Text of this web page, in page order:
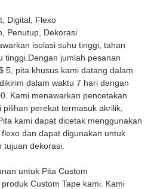
Digital, Flexo
Penutup, Dekorasi
isolasi suhu tinggi, tahan
tinggi.Dengan jumlah pesanan
5, pita khusus kami datang dalam
dalam waktu 7 hari dengan
Kami menawarkan pencetakan
perekat termasuk akrilik,
kami dapat dicetak menggunakan
dan dapat digunakan untuk
tujuan dekorasi.
untuk Pita Custom
Custom Tape kami. Kami